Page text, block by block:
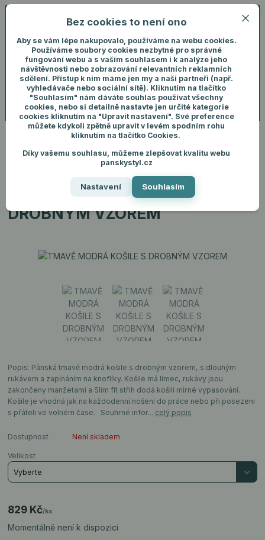
Menu
+420 731 292 460
Přihlášení
Hledat
ks
Úvod Pánské oblečení Košile
TMAVĚ MODRÁ KOŠILE S DROBNÝM
TMAVĚ MODRÁ KOŠILE S
DROBNÝM VZOREM
Popis: Pánská tmavě modrá košile s drobným vzorem, s dlouhým
rukávem a zapínáním na knoflíky. Košile má límec, rukávy jsou
zakončeny manžetami a Slim fit střih dodá košili mírné vypasování.
Košile je vhodná jak na každodenní nošení do práce nebo při posezení
s přáteli ve volném čase. Souhrné infor... celý popis
Dostupnost Není skladem
Velikost
829 Kč/ks
Momentálně není k dispozici
Bez cookies to není ono
Aby se vám lépe nakupovalo, používáme na webu cookies.
Používáme soubory cookies nezbytné pro správné
fungování webu a s vaším souhlasem i k analýze jeho
návštěvnosti nebo zobrazování relevantních reklamních
sdělení. Přístup k nim máme jen my a naši partneři (např.
vyhledávače nebo sociální sítě). Kliknutím na tlačítko
"Souhlasím" nám dáváte souhlas používat všechny
cookies, nebo si detailně nastavte jen určité kategorie
cookies kliknutím na "Upravit nastavení". Své preference
můžete kdykoli zpětně upravit v levém spodním rohu
kliknutím na tlačítko Cookies.
Díky vašemu souhlasu, můžeme zlepšovat kvalitu webu
panskystyl.cz
Nastavení Souhlasím